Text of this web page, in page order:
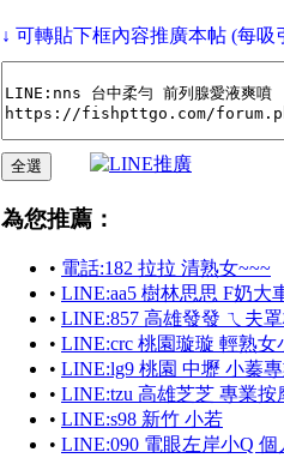
↓ 可轉貼下框內容推廣本帖 (每吸引
為您推薦：
• 電話:182 拉拉 清熟女~~~
• LINE:aa5 樹林思思 F奶大
• LINE:857 高雄發發 ㄟ夫
• LINE:crc 桃園璇璇 輕熟女
• LINE:lg9 桃園 中壢 小蓁
• LINE:tzu 高雄芝芝 專業按
• LINE:s98 新竹 小若
• LINE:090 電眼左岸小Q